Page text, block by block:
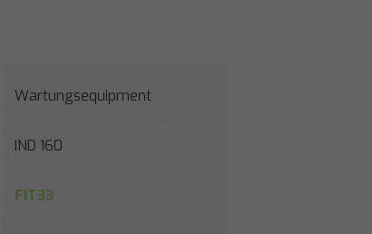
Wartungsequipment
IND 160
FIT33